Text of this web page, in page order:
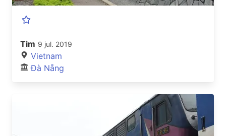
Tim 9 jul. 2019
Vietnam
Đà Nẵng